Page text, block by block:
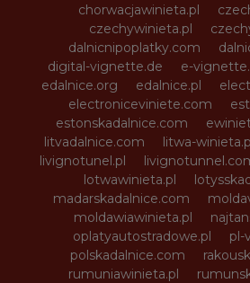
chorwacjawinieta.pl
czechywinieta.pl
dalnicnipoplatky.com
digital-vignette.de
e-
edalnice.org
edalnice.pl
electroniceviniete.com
estonskadalnice.com
litvadalnice.com
litwa-
livignotunel.pl
lotwawinieta.pl
madarskadalnice.com
moldawiawinieta.pl
oplatyautostradowe.pl
pl-
polskadalnice.com
rumuniawinieta.pl